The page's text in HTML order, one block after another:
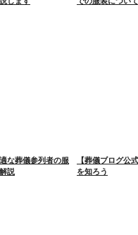
な葬儀参列者の服
説
【葬儀ブログ公
を知ろう